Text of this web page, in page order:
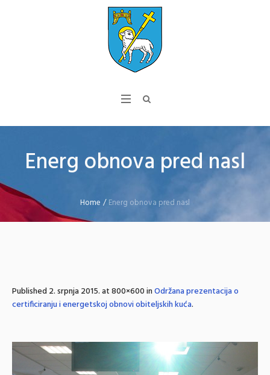
Energ obnova pred nasl
Home /Energ obnova pred nasl
Published2. srpnja 2015.at 800×600 inOdržana prezentacija o
certificiranju i energetskoj obnovi obiteljskih kuća.